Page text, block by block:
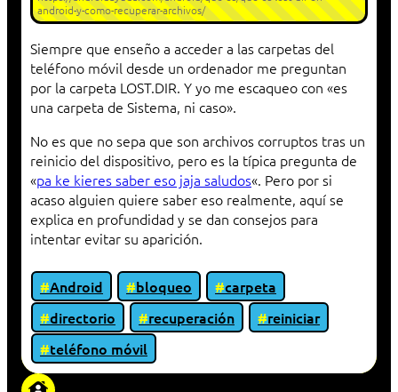
android-y-como-recuperar-archivos/
Siempre que enseño a acceder a las carpetas del
teléfono móvil desde un ordenador me preguntan
por la carpeta LOST.DIR. Y yo me escaqueo con «es
una carpeta de Sistema, ni caso».
No es que no sepa que son archivos corruptos tras un
reinicio del dispositivo, pero es la típica pregunta de
«pa ke kieres saber eso jaja saludos«. Pero por si
acaso alguien quiere saber eso realmente, aquí se
explica en profundidad y se dan consejos para
intentar evitar su aparición.
Android bloqueo
carpeta
directorio
recuperación
reiniciar
teléfono móvil